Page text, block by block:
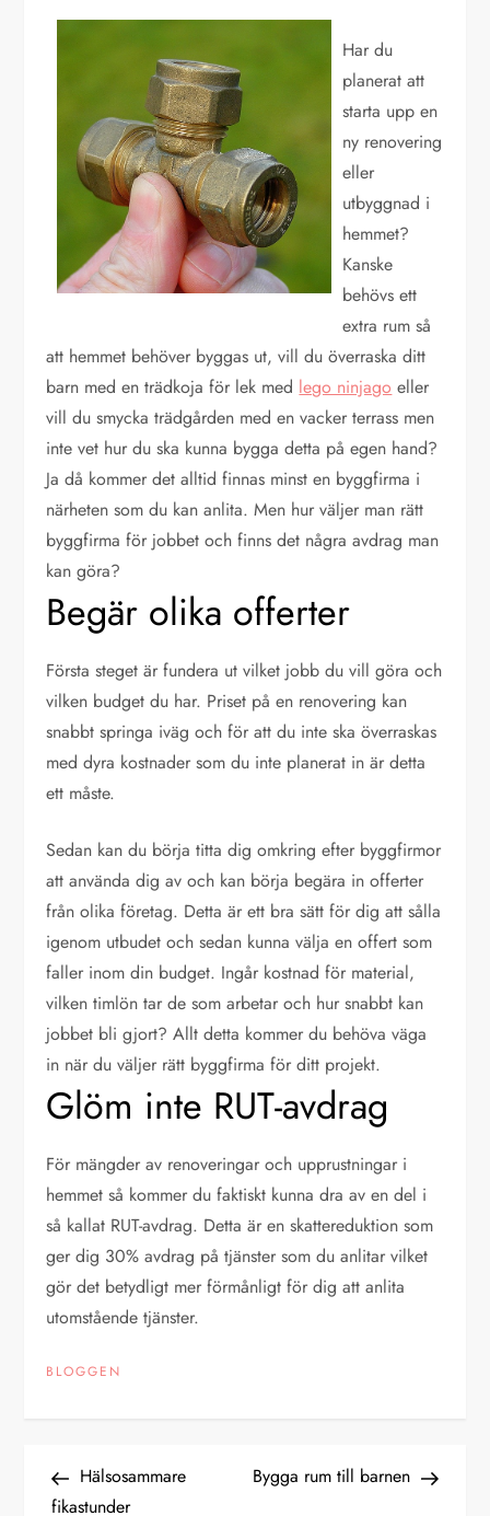
Har du
planerat att
starta upp en
ny renovering
eller
utbyggnad i
hemmet?
Kanske
behövs ett
extra rum så
att hemmet behöver byggas ut, vill du överraska ditt
barn med en trädkoja för lek med lego ninjago eller
vill du smycka trädgården med en vacker terrass men
inte vet hur du ska kunna bygga detta på egen hand?
Ja då kommer det alltid finnas minst en byggfirma i
närheten som du kan anlita. Men hur väljer man rätt
byggfirma för jobbet och finns det några avdrag man
kan göra?
Begär olika offerter
Första steget är fundera ut vilket jobb du vill göra och
vilken budget du har. Priset på en renovering kan
snabbt springa iväg och för att du inte ska överraskas
med dyra kostnader som du inte planerat in är detta
ett måste.
Sedan kan du börja titta dig omkring efter byggfirmor
att använda dig av och kan börja begära in offerter
från olika företag. Detta är ett bra sätt för dig att sålla
igenom utbudet och sedan kunna välja en offert som
faller inom din budget. Ingår kostnad för material,
vilken timlön tar de som arbetar och hur snabbt kan
jobbet bli gjort? Allt detta kommer du behöva väga
in när du väljer rätt byggfirma för ditt projekt.
Glöm inte RUT-avdrag
För mängder av renoveringar och upprustningar i
hemmet så kommer du faktiskt kunna dra av en del i
så kallat RUT-avdrag. Detta är en skattereduktion som
ger dig 30% avdrag på tjänster som du anlitar vilket
gör det betydligt mer förmånligt för dig att anlita
utomstående tjänster.
BLOGGEN
I
Previous
Post
Hälsosammare
fikastunder
Next
Bygga rum till barnen